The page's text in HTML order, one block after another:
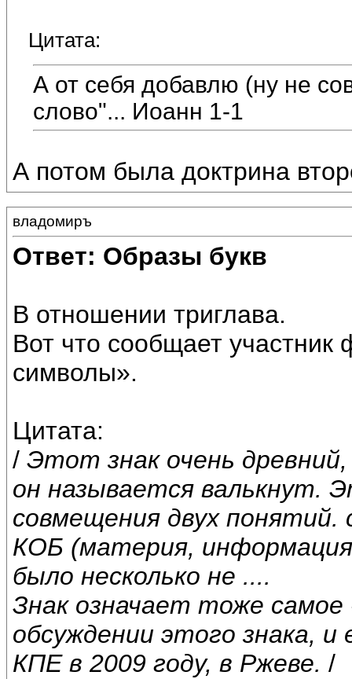
Цитата:
А от себя добавлю (ну не
слово"... Иоанн 1-1
А потом была доктрина
владомиръ
Ответ: Образы букв
В отношении триглава.
Вот что сообщает
символы».
Цитата:
/ Этот знак очень
он называется валькнут.
совмещения двух понятий.
КОБ (материя,
было несколько не ....
Знак означает тоже
обсуждении этого знака,
КПЕ в 2009 году, в Ржеве. /